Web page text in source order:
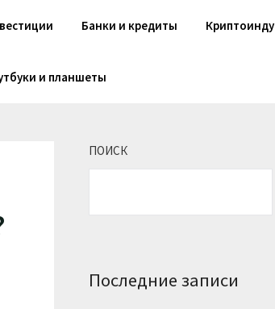
Банки и кредиты
и планшеты
ПОИСК
Последние записи